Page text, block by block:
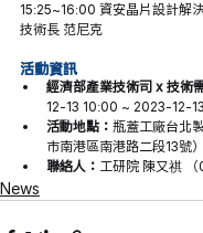
15:25~16:00 資安晶片設計解
技術長 范尼克
活動資訊
經濟部產業技術司 x 技術
12-13 10:00 ~ 2023-12-
活動地點： 瓶蓋工廠台北
市南港區南港路二段13號）
聯絡人： 工研院 陳又祺 （
News